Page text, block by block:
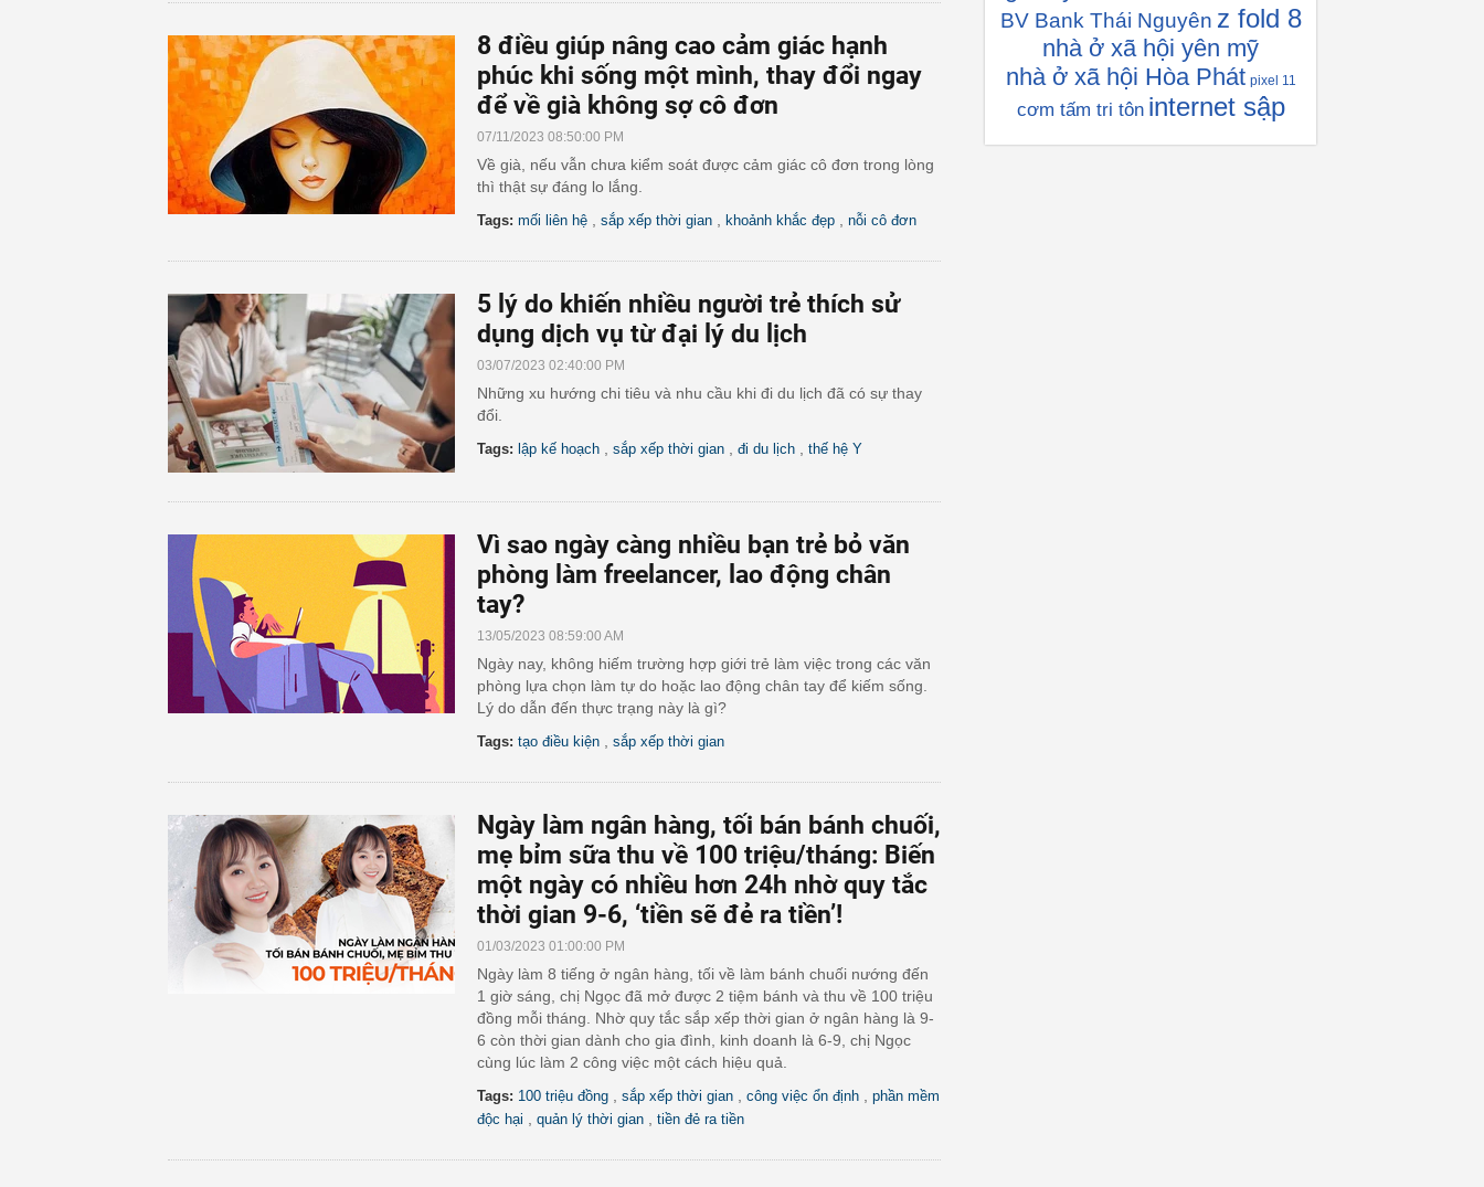
8 điều giúp nâng cao cảm giác hạnh
phúc khi sống một mình, thay đổi ngay
để về già không sợ cô đơn
07/11/2023 08:50:00 PM
Về già, nếu vẫn chưa kiểm soát được cảm giác cô đơn trong lòng
thì thật sự đáng lo lắng.
Tags: mối liên hệ sắp xếp thời gian khoảnh khắc đẹp nỗi cô đơn
5 lý do khiến nhiều người trẻ thích sử
dụng dịch vụ từ đại lý du lịch
03/07/2023 02:40:00 PM
Những xu hướng chi tiêu và nhu cầu khi đi du lịch đã có sự thay
đổi.
Tags: lập kế hoạch sắp xếp thời gian đi du lịch thế hệ Y
Vì sao ngày càng nhiều bạn trẻ bỏ văn
phòng làm freelancer, lao động chân
tay?
13/05/2023 08:59:00 AM
Ngày nay, không hiếm trường hợp giới trẻ làm việc trong các văn
phòng lựa chọn làm tự do hoặc lao động chân tay để kiếm sống.
Lý do dẫn đến thực trạng này là gì?
Tags: tạo điều kiện sắp xếp thời gian
Ngày làm ngân hàng, tối bán bánh chuối,
mẹ bỉm sữa thu về 100 triệu/tháng: Biến
một ngày có nhiều hơn 24h nhờ quy tắc
thời gian 9-6, ‘tiền sẽ đẻ ra tiền’!
01/03/2023 01:00:00 PM
Ngày làm 8 tiếng ở ngân hàng, tối về làm bánh chuối nướng đến
1 giờ sáng, chị Ngọc đã mở được 2 tiệm bánh và thu về 100 triệu
đồng mỗi tháng. Nhờ quy tắc sắp xếp thời gian ở ngân hàng là 9-
6 còn thời gian dành cho gia đình, kinh doanh là 6-9, chị Ngọc
cùng lúc làm 2 công việc một cách hiệu quả.
Tags: 100 triệu đồng sắp xếp thời gian công việc ổn định
phần mềm
độc hại
quản lý thời gian tiền đẻ ra tiền
BV Bank Thái Nguyên z fold 8
nhà ở xã hội yên mỹ
nhà ở xã hội Hòa Phát pixel 11
cơm tấm tri tôn internet sập